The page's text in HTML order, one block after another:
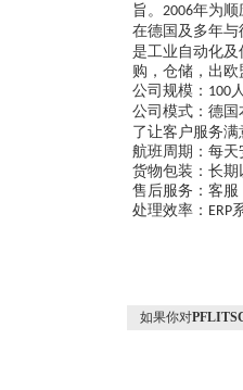
旨。 2006年为顺
在德国及多年
是工业自动化
购，仓储，出
公司规模： 100
公司模式：德
了让客户服务满
航班周期：每天
货物包装：长期
售后服务：客服
处理效率： ERP
如果你对